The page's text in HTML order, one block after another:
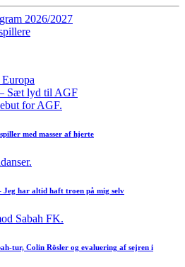
2026/2027
Sæt lyd til AGF
med masser af hjerte
Jeg har altid haft troen på mig selv
tur, Colin Rösler og evaluering af sejren i